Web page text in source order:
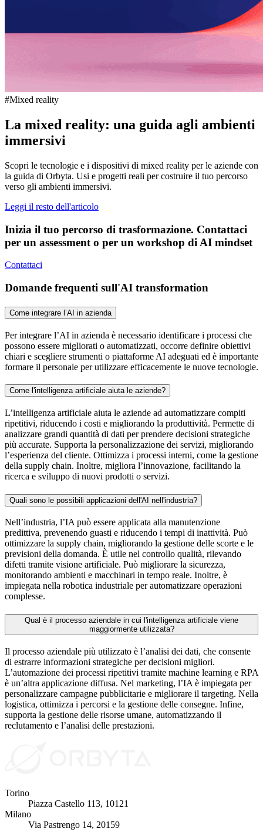
#Mixed reality
La mixed reality: una guida agli ambienti
immersivi
Scopri le tecnologie e i dispositivi di mixed reality per le aziende con
la guida di Orbyta. Usi e progetti reali per costruire il tuo percorso
verso gli ambienti immersivi.
Leggi il resto dell'articolo
Inizia il tuo percorso di trasformazione. Contattaci
per un assessment o per un workshop di AI mindset
Contattaci
Domande frequenti sull'AI transformation
Come integrare l’AI in azienda
Per integrare l’AI in azienda è necessario identificare i processi che
possono essere migliorati o automatizzati, occorre definire obiettivi
chiari e scegliere strumenti o piattaforme AI adeguati ed è importante
formare il personale per utilizzare efficacemente le nuove tecnologie.
Come l'intelligenza artificiale aiuta le aziende?
L’intelligenza artificiale aiuta le aziende ad automatizzare compiti
ripetitivi, riducendo i costi e migliorando la produttività. Permette di
analizzare grandi quantità di dati per prendere decisioni strategiche
più accurate. Supporta la personalizzazione dei servizi, migliorando
l’esperienza del cliente. Ottimizza i processi interni, come la gestione
della supply chain. Inoltre, migliora l’innovazione, facilitando la
ricerca e sviluppo di nuovi prodotti o servizi.
Quali sono le possibili applicazioni dell'AI nell'industria?
Nell’industria, l’IA può essere applicata alla manutenzione
predittiva, prevenendo guasti e riducendo i tempi di inattività. Può
ottimizzare la supply chain, migliorando la gestione delle scorte e le
previsioni della domanda. È utile nel controllo qualità, rilevando
difetti tramite visione artificiale. Può migliorare la sicurezza,
monitorando ambienti e macchinari in tempo reale. Inoltre, è
impiegata nella robotica industriale per automatizzare operazioni
complesse.
Qual è il processo aziendale in cui l'intelligenza artificiale viene
maggiormente utilizzata?
Il processo aziendale più utilizzato è l’analisi dei dati, che consente
di estrarre informazioni strategiche per decisioni migliori.
L’automazione dei processi ripetitivi tramite machine learning e RPA
è un’altra applicazione diffusa. Nel marketing, l’IA è impiegata per
personalizzare campagne pubblicitarie e migliorare il targeting. Nella
logistica, ottimizza i percorsi e la gestione delle consegne. Infine,
supporta la gestione delle risorse umane, automatizzando il
reclutamento e l’analisi delle prestazioni.
Torino
Piazza Castello 113, 10121
Milano
Via Pastrengo 14, 20159